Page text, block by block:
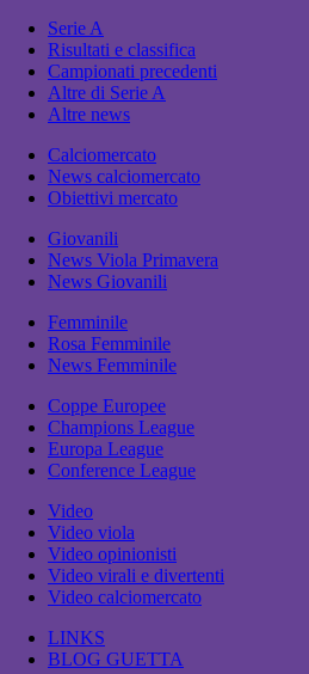
Serie A
Risultati e classifica
Campionati precedenti
Altre di Serie A
Altre news
Calciomercato
News calciomercato
Obiettivi mercato
Giovanili
News Viola Primavera
News Giovanili
Femminile
Rosa Femminile
News Femminile
Coppe Europee
Champions League
Europa League
Conference League
Video
Video viola
Video opinionisti
Video virali e divertenti
Video calciomercato
LINKS
BLOG GUETTA